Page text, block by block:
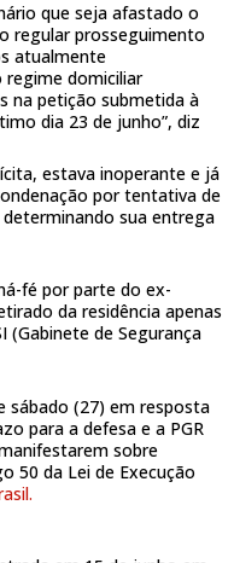
que seja afastado o
regular prosseguimento
atualmente
domiciliar
na petição submetida à
dia 23 de junho”, diz
estava inoperante e já
por tentativa de
sua entrega
fé por parte do ex-
da residência apenas
(Gabinete de Segurança
sábado (27) em resposta
para a defesa e a PGR
sobre
50 da Lei de Execução